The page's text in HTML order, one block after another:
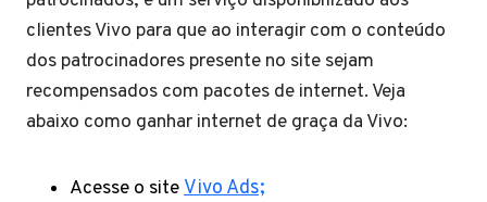
clientes Vivo para que ao interagir com o conteúdo
dos patrocinadores presente no site sejam
recompensados com pacotes de internet. Veja
abaixo como ganhar internet de graça da Vivo:
Acesse o siteVivo Ads;